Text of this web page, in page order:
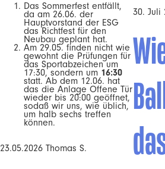
Das Sommerfest entfällt,
da am 26.06. der
Hauptvorstand der ESG
das Richtfest für den
Neubau geplant hat.
Am 29.05. finden nicht wie
gewohnt die Prüfungen für
das Sportabzeichen um
17:30, sondern um 16:30
statt. Ab dem 12.06. hat
das die Anlage Offene Tür
wieder bis 20:00 geöffnet,
sodaß wir uns, wie üblich,
um halb sechs treffen
können.
23.05.2026 Thomas S.
30. Juli